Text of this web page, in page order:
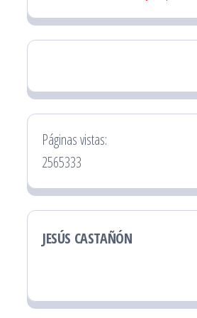
Páginas vistas:
2565333
JESÚS CASTAÑÓN